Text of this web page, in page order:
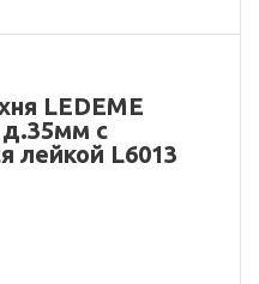
LEDEME
с
лейкой L6013